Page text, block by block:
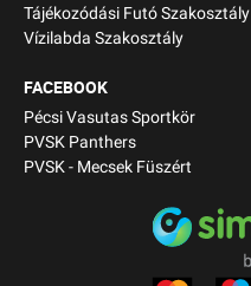
Tájékozódási Futó Szakosztály
Vízilabda Szakosztály
FACEBOOK
Pécsi Vasutas Sportkör
PVSK Panthers
PVSK - Mecsek Füszért